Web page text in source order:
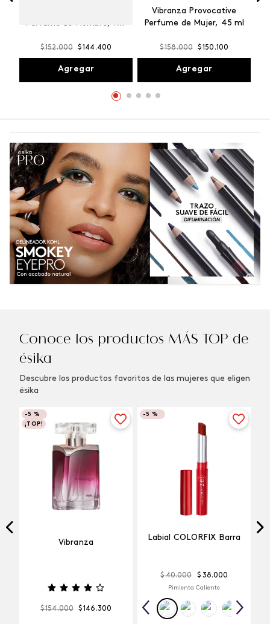
Perfume de Hombre, 100
$152.000 $144 .400
Agregar
Vibranza Provocative
Perfume de Mujer, 45 ml
$158.000 $150 .100
Agregar
Conoce los productos MÁS TOP de
ésika
Descubre los productos favoritos de las mujeres que eligen
ésika
-5 %
¡TOP!
Vibranza
$154.000 $146 .300
-5 %
Labial COLORFIX Barra
$ 40.000 $ 38.000
Pimienta Caliente